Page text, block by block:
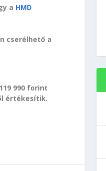
a HMD
cserélhető a
990 forint
értékesítik.